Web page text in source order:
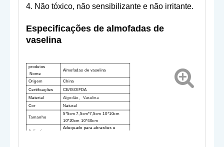
4. Não tóxico, não sensibilizante e não irritante.
Especificações de almofadas de
vaselina
produtos
Nome
Almofadas de vaselina
Origem China
Certificações
CE/ISO/FDA
Material
Algodão
Vaselina
Cor
Natural
Tamanho
5*5cm 7,5cm*7,5cm 10*10cm
10*20cm 10*40cm
Aplicativo
Adequado para abrasões e